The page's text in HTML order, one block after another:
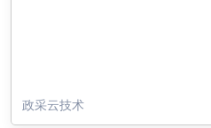
政采云技术